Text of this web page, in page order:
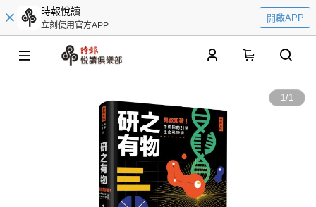
時報悅讀
立刻使用官方APP
開啟APP
1/1